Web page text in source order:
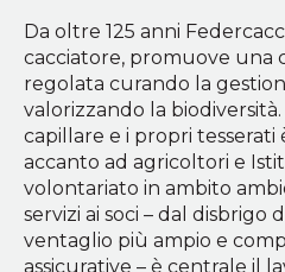
Da oltre 125 anni
cacciatore, promuove una
regolata curando la
valorizzando la
capillare e i propri
accanto ad agricoltori e
volontariato in ambito
servizi ai soci – dal disbrigo
ventaglio più ampio e
assicurative – è centrale il